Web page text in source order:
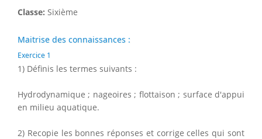
Classe: Sixième
Maitrise des connaissances :
Exercice 1
1) Définis les termes suivants :
Hydrodynamique ; nageoires ; flottaison ; surface d'appui
en milieu aquatique.
2) Recopie les bonnes réponses et corrige celles qui sont